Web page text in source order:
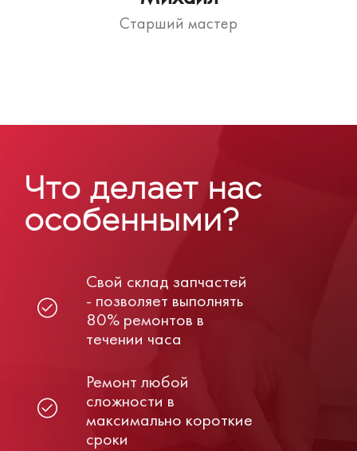
Старший мастер
Что делает нас
особенными?
Свой склад запчастей
- позволяет выполнять
80% ремонтов в
течении часа
Ремонт любой
сложности в
максимально короткие
сроки